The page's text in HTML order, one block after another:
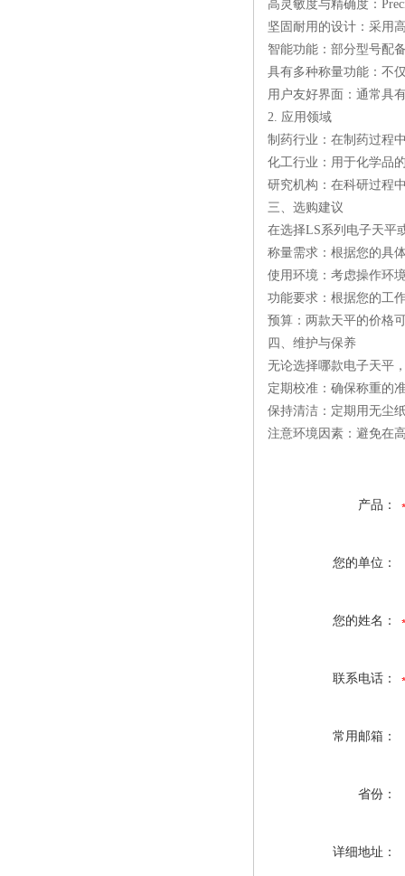
高灵敏度与精确度：
坚固耐用的设计：采用
智能功能：部分型号配
具有多种称量功能：不
用户友好界面：通常具
2. 应用领域
制药行业：在制药过程
化工行业：用于化学品
研究机构：在科研过程
三、选购建议
在选择LS系列电子天平
称量需求：根据您的具
使用环境：考虑操作环
功能要求：根据您的工
预算：两款天平的价格
四、维护与保养
无论选择哪款电子天平
定期校准：确保称重的
保持清洁：定期用无尘
注意环境因素：避免在
产品：
您的单位：
您的姓名：
联系电话：
常用邮箱：
省份：
详细地址：